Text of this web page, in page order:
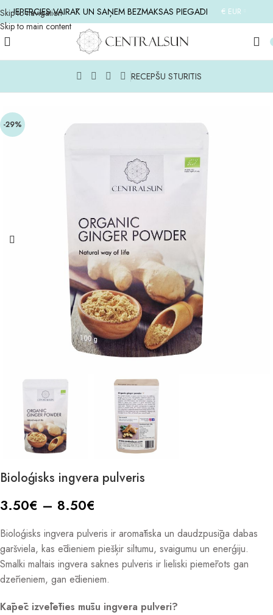
Skip to navigation
Skip to main content
IEPĒRCIES VAIRĀK UN SAŅEM BEZMAKSAS PIEGĀDI € EUR
RECEPŠU STŪRĪTIS
-29%
Bioloģisks ingvera pulveris
3.50€ – 8.50€
Bioloģisks ingvera pulveris ir aromātiska un daudzpusīga dabas
garšviela, kas ēdieniem piešķir siltumu, svaigumu un enerģiju.
Smalki maltais ingvera saknes pulveris ir lieliski piemērots gan
dzērieniem, gan ēdieniem.
Kāpēc izvēlēties mūsu ingvera pulveri?